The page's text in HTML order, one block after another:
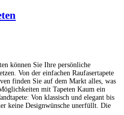
können Sie Ihre persönliche
Von der einfachen Raufasertapete
finden Sie auf dem Markt alles, was
mit Tapeten Kaum ein
Von klassisch und elegant bis
keine Designwünsche unerfüllt. Die